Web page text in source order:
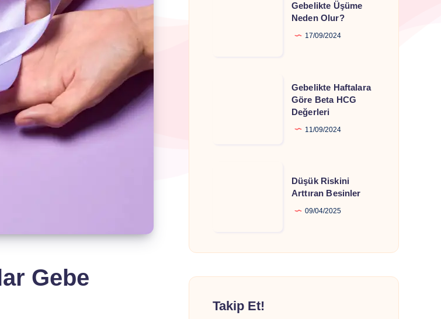
Gebe
Gebelikte Üşüme
Neden Olur?
17/09/2024
Gebelikte Haftalara
Göre Beta HCG
Değerleri
11/09/2024
Düşük Riskini
Arttıran Besinler
09/04/2025
Takip Et!